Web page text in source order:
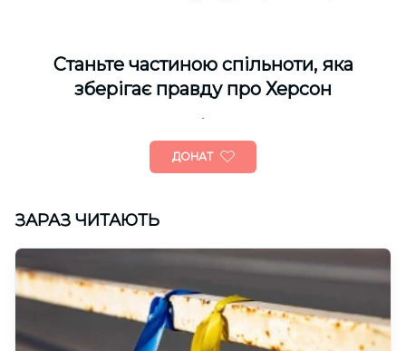
Cтаньте частиною спільноти, яка
зберігає правду про Херсон
ДОНАТ
ЗАРАЗ ЧИТАЮТЬ